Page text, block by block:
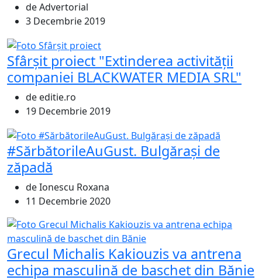
de Advertorial
3 Decembrie 2019
Sfârșit proiect "Extinderea activității
companiei BLACKWATER MEDIA SRL"
de editie.ro
19 Decembrie 2019
#SărbătorileAuGust. Bulgărași de
zăpadă
de Ionescu Roxana
11 Decembrie 2020
Grecul Michalis Kakiouzis va antrena
echipa masculină de baschet din Bănie